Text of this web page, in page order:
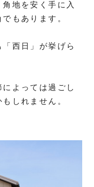
地を安く手に入
もあります。
西日」が挙げら
よっては過ごし
しれません。